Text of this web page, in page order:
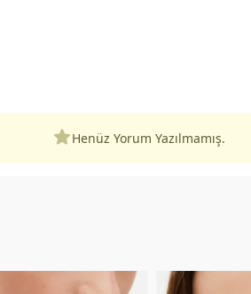
Henüz Yorum Yazılmamış.